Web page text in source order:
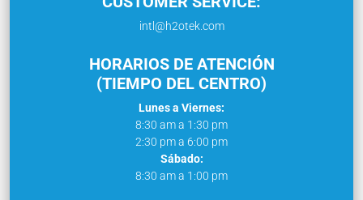
intl@h2otek.com
HORARIOS DE ATENCIÓN
(TIEMPO DEL CENTRO)
Lunes a Viernes:
8:30 am a 1:30 pm
2:30 pm a 6:00 pm
Sábado:
8:30 am a 1:00 pm